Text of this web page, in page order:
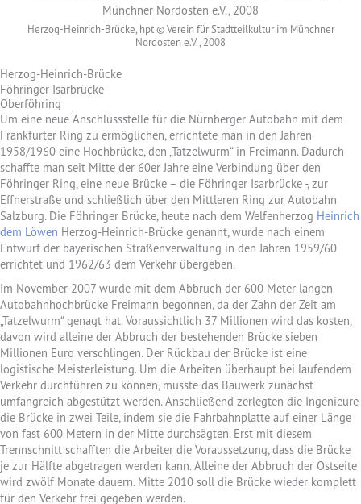
Herzog-Heinrich-Brücke, hpt © Verein für Stadtteilkultur im Münchner
Nordosten e.V., 2008
Herzog-Heinrich-Brücke
Föhringer Isarbrücke
Oberföhring
Um eine neue Anschlussstelle für die Nürnberger Autobahn mit dem
Frankfurter Ring zu ermöglichen, errichtete man in den Jahren
1958/1960 eine Hochbrücke, den „Tatzelwurm“ in Freimann. Dadurch
schaffte man seit Mitte der 60er Jahre eine Verbindung über den
Föhringer Ring, eine neue Brücke – die Föhringer Isarbrücke -, zur
Effnerstraße und schließlich über den Mittleren Ring zur Autobahn
Salzburg. Die Föhringer Brücke, heute nach dem Welfenherzog Heinrich
dem Löwen Herzog-Heinrich-Brücke genannt, wurde nach einem
Entwurf der bayerischen Straßenverwaltung in den Jahren 1959/60
errichtet und 1962/63 dem Verkehr übergeben.
Im November 2007 wurde mit dem Abbruch der 600 Meter langen
Autobahnhochbrücke Freimann begonnen, da der Zahn der Zeit am
„Tatzelwurm“ genagt hat. Voraussichtlich 37 Millionen wird das kosten,
davon wird alleine der Abbruch der bestehenden Brücke sieben
Millionen Euro verschlingen. Der Rückbau der Brücke ist eine
logistische Meisterleistung. Um die Arbeiten überhaupt bei laufendem
Verkehr durchführen zu können, musste das Bauwerk zunächst
umfangreich abgestützt werden. Anschließend zerlegten die Ingenieure
die Brücke in zwei Teile, indem sie die Fahrbahnplatte auf einer Länge
von fast 600 Metern in der Mitte durchsägten. Erst mit diesem
Trennschnitt schafften die Arbeiter die Voraussetzung, dass die Brücke
je zur Hälfte abgetragen werden kann. Alleine der Abbruch der Ostseite
wird zwölf Monate dauern. Mitte 2010 soll die Brücke wieder komplett
für den Verkehr frei gegeben werden.